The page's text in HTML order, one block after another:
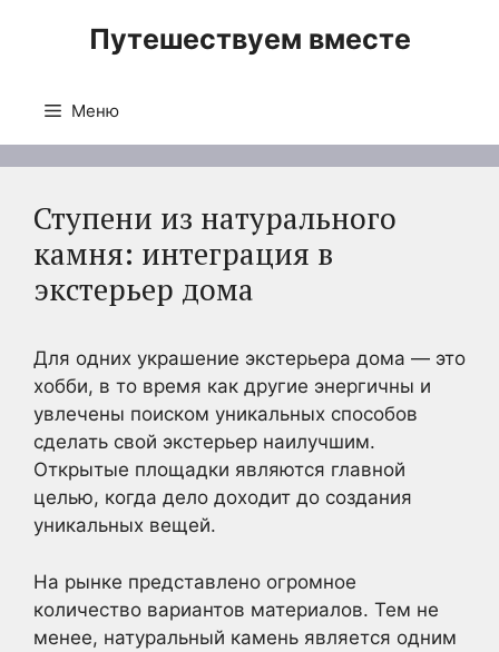
Путешествуем вместе
Меню
Ступени из натурального
камня: интеграция в
экстерьер дома
Для одних украшение экстерьера дома — это
хобби, в то время как другие энергичны и
увлечены поиском уникальных способов
сделать свой экстерьер наилучшим.
Открытые площадки являются главной
целью, когда дело доходит до создания
уникальных вещей.
На рынке представлено огромное
количество вариантов материалов. Тем не
менее, натуральный камень является одним